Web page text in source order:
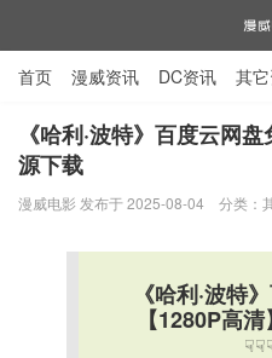
漫
首页 漫威资讯 DC资讯 其
电视剧资源 漫威图片
《哈利·波特》百度云网
源下载
漫威电影 发布于 2025-08-04 分类：
《哈利·波特
【1280P高